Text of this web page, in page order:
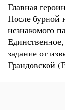
Главная
После бурной
незнакомого
задание от
Грандовской